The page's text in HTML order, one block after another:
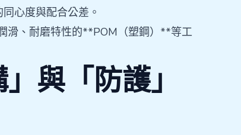
心度與配合公差。
滑、耐磨特性的**POM（塑鋼）**等工
與「防護」